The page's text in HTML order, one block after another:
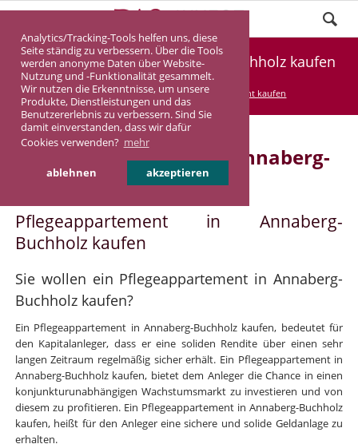
Analytics/Tracking-Tools helfen uns, diese
Seite ständig zu verbessern. Über die Tools
werden anonyme Daten über Website-
Nutzung und -Funktionalität gesammelt.
Wir nutzen die Erkenntnisse, um unsere
Produkte, Dienstleistungen und das
Benutzererlebnis zu verbessern. Sind Sie
damit einverstanden, dass wir dafür
Cookies verwenden? mehr
ablehnen akzeptieren
Pflegeappartement Annaberg-Buchholz kaufen
DASINVEST Service Pflegeappartement kaufen
Pflegeappartement in Annaberg-
Buchholz
Pflegeappartement in Annaberg-
Buchholz kaufen
Sie wollen ein Pflegeappartement in Annaberg-
Buchholz kaufen?
Ein Pflegeappartement in Annaberg-Buchholz kaufen, bedeutet für
den Kapitalanleger, dass er eine soliden Rendite über einen sehr
langen Zeitraum regelmäßig sicher erhält. Ein Pflegeappartement in
Annaberg-Buchholz kaufen, bietet dem Anleger die Chance in einen
konjunkturunabhängigen Wachstumsmarkt zu investieren und von
diesem zu profitieren. Ein Pflegeappartement in Annaberg-Buchholz
kaufen, heißt für den Anleger eine sichere und solide Geldanlage zu
erhalten.